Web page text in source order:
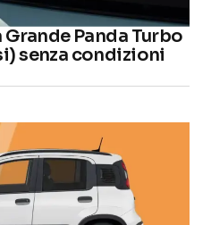
Panda Turbo
senza condizioni